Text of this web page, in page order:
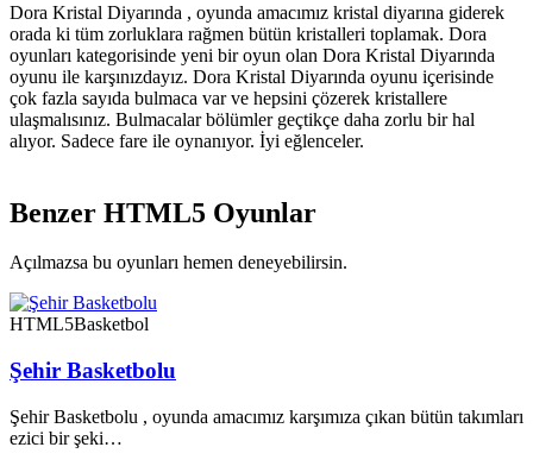
Dora Kristal Diyarında , oyunda amacımız kristal diyarına giderek
orada ki tüm zorluklara rağmen bütün kristalleri toplamak. Dora
oyunları kategorisinde yeni bir oyun olan Dora Kristal Diyarında
oyunu ile karşınızdayız. Dora Kristal Diyarında oyunu içerisinde
çok fazla sayıda bulmaca var ve hepsini çözerek kristallere
ulaşmalısınız. Bulmacalar bölümler geçtikçe daha zorlu bir hal
alıyor. Sadece fare ile oynanıyor. İyi eğlenceler.
Benzer HTML5 Oyunlar
Açılmazsa bu oyunları hemen deneyebilirsin.
HTML5Basketbol
Şehir Basketbolu
Şehir Basketbolu , oyunda amacımız karşımıza çıkan bütün takımları
ezici bir şeki…